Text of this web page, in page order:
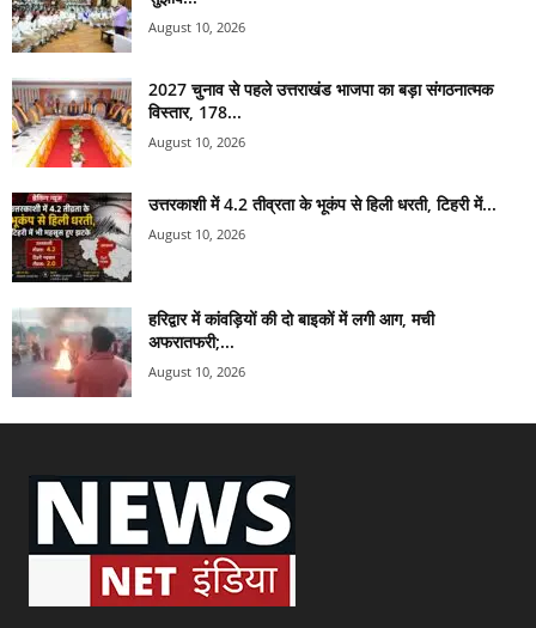
August 10, 2026
2027 चुनाव से पहले उत्तराखंड भाजपा का बड़ा संगठनात्मक
विस्तार, 178...
August 10, 2026
उत्तरकाशी में 4.2 तीव्रता के भूकंप से हिली धरती, टिहरी में...
August 10, 2026
हरिद्वार में कांवड़ियों की दो बाइकों में लगी आग, मची
अफरातफरी;...
August 10, 2026